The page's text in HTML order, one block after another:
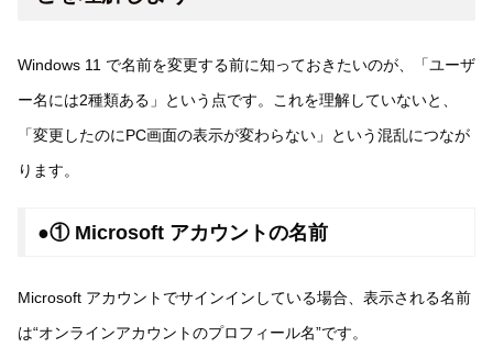
Windows 11 で名前を変更する前に知っておきたいのが、「ユーザ
ー名には2種類ある」という点です。これを理解していないと、
「変更したのにPC画面の表示が変わらない」という混乱につなが
ります。
●① Microsoft アカウントの名前
Microsoft アカウントでサインインしている場合、表示される名前
は“オンラインアカウントのプロフィール名”です。